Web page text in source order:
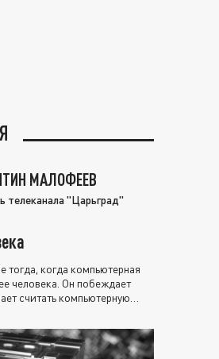
МАЛОФЕЕВ
телеканала "Царьград"
когда компьютерная
человека. Он побеждает
считать компьютерную